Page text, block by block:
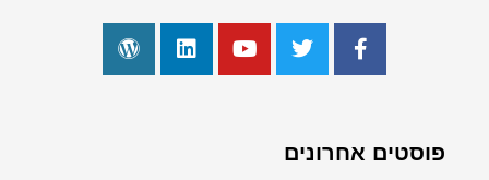
פוסטים אחרונים